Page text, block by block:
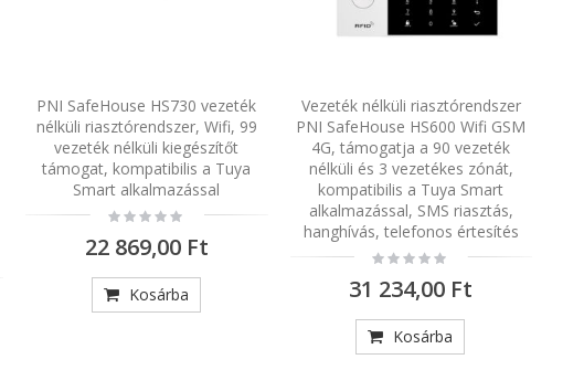
PNI SafeHouse HS730 vezeték
nélküli riasztórendszer, Wifi, 99
vezeték nélküli kiegészítőt
támogat, kompatibilis a Tuya
Smart alkalmazással
Rating:
22 869,00 Ft
Kosárba
Vezeték nélküli riasztórendszer
PNI SafeHouse HS600 Wifi GSM
4G, támogatja a 90 vezeték
nélküli és 3 vezetékes zónát,
kompatibilis a Tuya Smart
alkalmazással, SMS riasztás,
hanghívás, telefonos értesítés
Rating:
31 234,00 Ft
Kosárba